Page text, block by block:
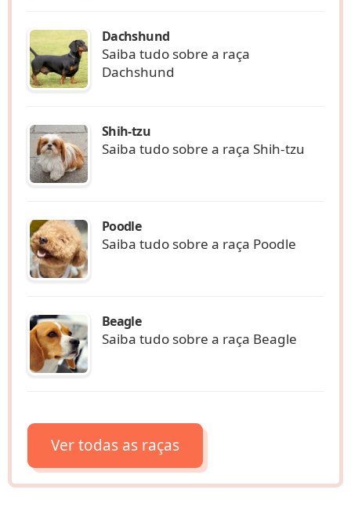
Dachshund
Saiba tudo sobre a raça
Dachshund
Shih-tzu
Saiba tudo sobre a raça Shih-tzu
Poodle
Saiba tudo sobre a raça Poodle
Beagle
Saiba tudo sobre a raça Beagle
Ver todas as raças